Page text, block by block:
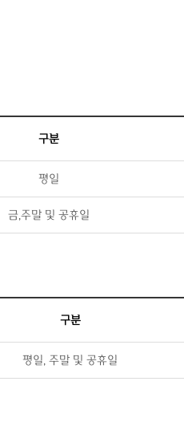
구분
평일
금,주말 및 공휴일
구분
평일, 주말 및 공휴일